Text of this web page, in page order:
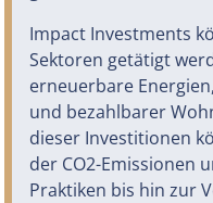
Impact Investments
Sektoren getätigt
erneuerbare
und bezahlbarer
dieser Investitionen
der CO2-Emissionen
Praktiken bis hin zur